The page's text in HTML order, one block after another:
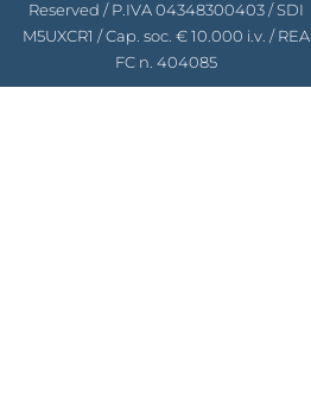
Reserved / P.IVA 04348300403 / SDI
M5UXCR1 / Cap. soc. € 10.000 i.v. / REA
FC n. 404085